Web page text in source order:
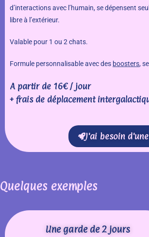
d’interactions avec l’humain, se dépensent
libre à l’extérieur.
Valable pour 1 ou 2 chats.
Formule personnalisable avec des boosters,
A partir de 16€ / jour
+ frais de déplacement
J'ai besoin
Quelques exemples
Une garde de 2 jours